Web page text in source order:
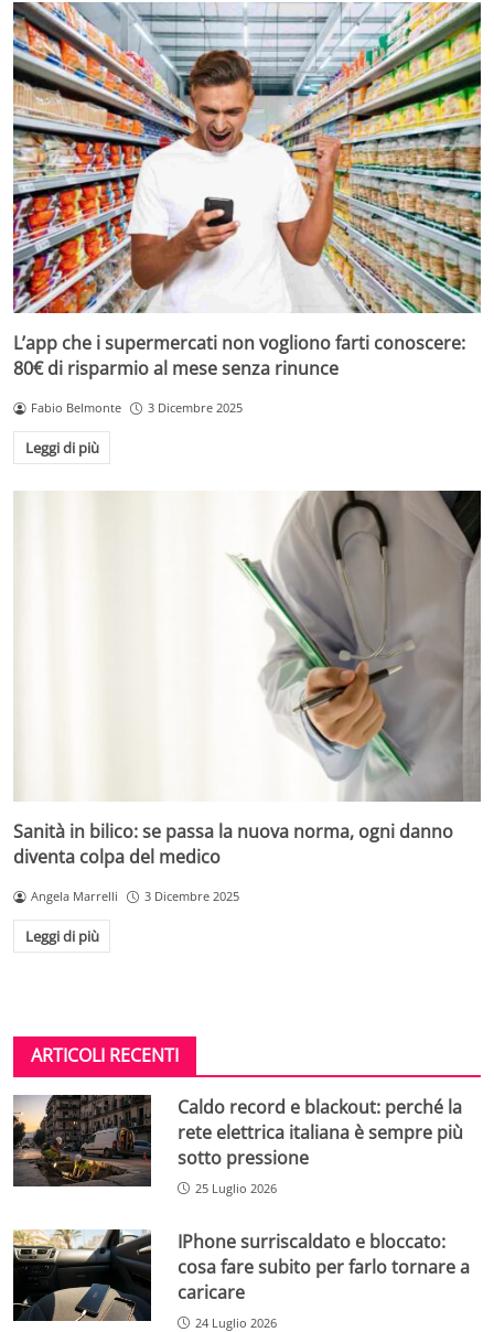
L’app che i supermercati non vogliono farti conoscere:
80€ di risparmio al mese senza rinunce
Fabio Belmonte 3 Dicembre 2025
Leggi di più
Sanità in bilico: se passa la nuova norma, ogni danno
diventa colpa del medico
Angela Marrelli 3 Dicembre 2025
Leggi di più
ARTICOLI RECENTI
Caldo record e blackout: perché la
rete elettrica italiana è sempre più
sotto pressione
25 Luglio 2026
IPhone surriscaldato e bloccato:
cosa fare subito per farlo tornare a
caricare
24 Luglio 2026